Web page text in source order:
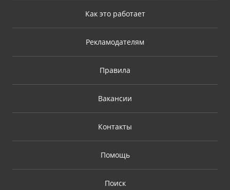
Как это работает
Рекламодателям
Правила
Вакансии
Контакты
Помощь
Поиск